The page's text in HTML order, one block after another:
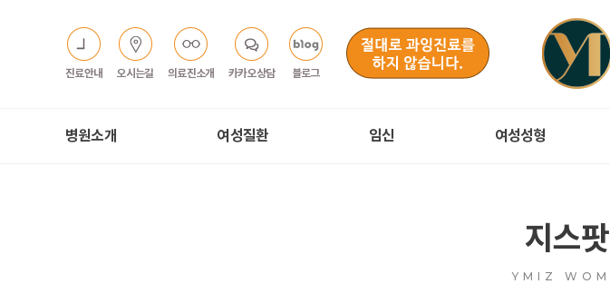
진료안내 오시는길 의료진소개 카카오상담 블로그
병원소개 여성질환 임신 여성성형
지스팟
YMIZ